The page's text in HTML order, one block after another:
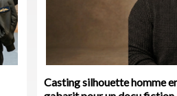
Casting silhouette homme